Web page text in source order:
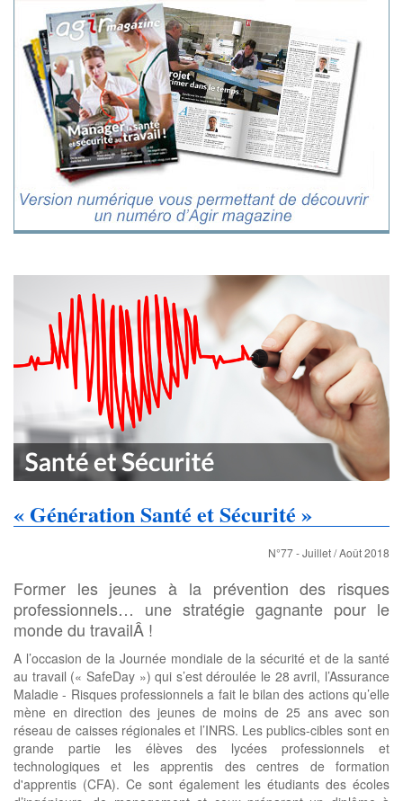
« Génération Santé et Sécurité »
N°77 - Juillet / Août 2018
Former les jeunes à la prévention des risques
professionnels… une stratégie gagnante pour le
monde du travailÂ !
A l’occasion de la Journée mondiale de la sécurité et de la santé
au travail (« SafeDay ») qui s’est déroulée le 28 avril, l’Assurance
Maladie - Risques professionnels a fait le bilan des actions qu’elle
mène en direction des jeunes de moins de 25 ans avec son
réseau de caisses régionales et l’INRS. Les publics-cibles sont en
grande partie les élèves des lycées professionnels et
technologiques et les apprentis des centres de formation
d'apprentis (CFA). Ce sont également les étudiants des écoles